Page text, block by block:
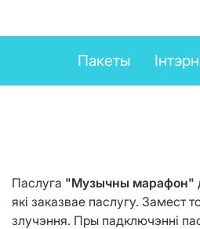
Business
services
Пакеты
Паслуга "Музычны марафон"
які заказвае паслугу. Замест
злучэння. Пры падключэнні